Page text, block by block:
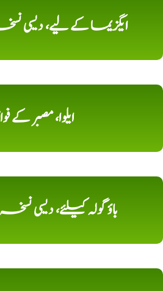
ایگزیما کے لیے،
ایلوا، مصبر کے
باؤ گولہ کیلئے،